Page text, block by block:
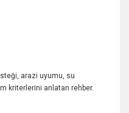
arazi uyumu, su
kriterlerini anlatan rehber.